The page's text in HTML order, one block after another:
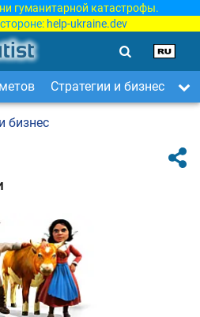
гуманитарной катастрофы.
help-ukraine.dev
Стратегии и бизнес
бизнес